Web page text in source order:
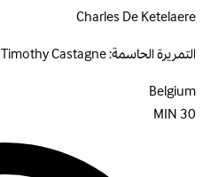
Charles De Ketelaere
التمريرة الحاسمة:Timothy Castagne
Belgium
30
MIN